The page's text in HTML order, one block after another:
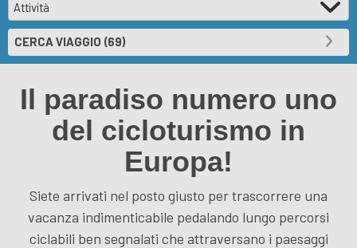
Il paradiso numero uno
del cicloturismo in
Europa!
Siete arrivati nel posto giusto per trascorrere una
vacanza indimenticabile pedalando lungo percorsi
ciclabili ben segnalati che attraversano i paesaggi